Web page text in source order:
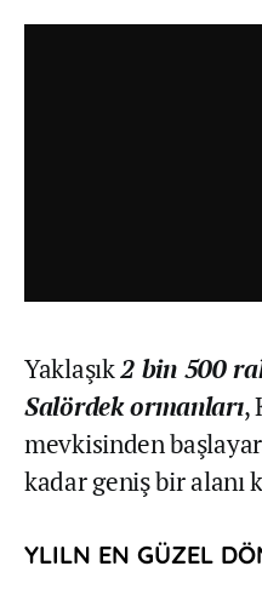
Yaklaşık2 bin 500
Salördek ormanları,
mevkisinden
kadar geniş bir alanı
YLILN EN GÜZEL